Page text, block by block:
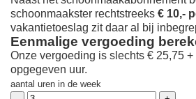
schoonmaakster rechtstreeks € 10,-
vakantietoeslag zit daar al bij
Eenmalige vergoeding
Onze vergoeding is slechts € 25,75 +
opgegeven uur.
aantal uren in de week